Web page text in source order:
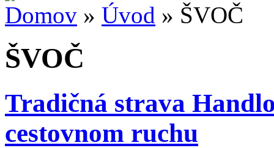
Domov » Úvod » ŠVOČ
ŠVOČ
Tradičná strava
cestovnom ruchu